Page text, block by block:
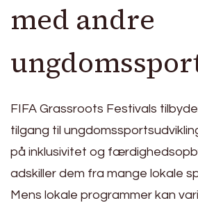
med andre
FIFA Grassroots Festivals
tilgang til
på inklusivitet og
adskiller dem fra mange lokale
Mens lokale programmer kan